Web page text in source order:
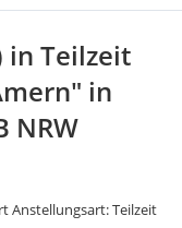
in Teilzeit
in
NRW
Anstellungsart: Teilzeit